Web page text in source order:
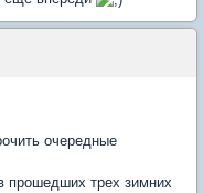
очередные
прошедших трех зимних